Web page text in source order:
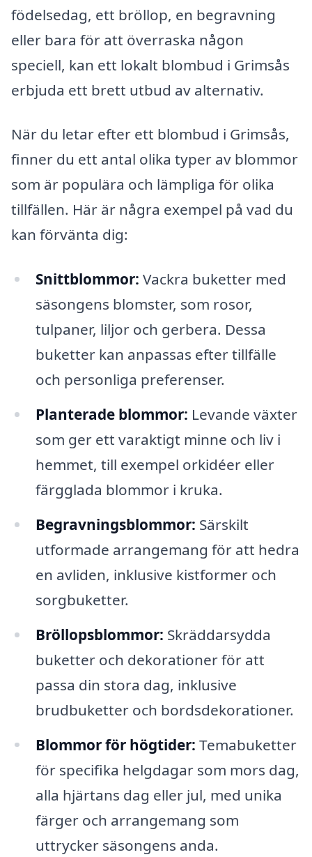
födelsedag, ett bröllop, en begravning
eller bara för att överraska någon
speciell, kan ett lokalt blombud i Grimsås
erbjuda ett brett utbud av alternativ.
När du letar efter ett blombud i Grimsås,
finner du ett antal olika typer av blommor
som är populära och lämpliga för olika
tillfällen. Här är några exempel på vad du
kan förvänta dig:
Snittblommor: Vackra buketter med
säsongens blomster, som rosor,
tulpaner, liljor och gerbera. Dessa
buketter kan anpassas efter tillfälle
och personliga preferenser.
Planterade blommor: Levande växter
som ger ett varaktigt minne och liv i
hemmet, till exempel orkidéer eller
färgglada blommor i kruka.
Begravningsblommor: Särskilt
utformade arrangemang för att hedra
en avliden, inklusive kistformer och
sorgbuketter.
Bröllopsblommor: Skräddarsydda
buketter och dekorationer för att
passa din stora dag, inklusive
brudbuketter och bordsdekorationer.
Blommor för högtider: Temabuketter
för specifika helgdagar som mors dag,
alla hjärtans dag eller jul, med unika
färger och arrangemang som
uttrycker säsongens anda.